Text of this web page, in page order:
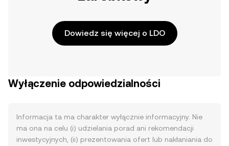
Dowiedz się więcej o LDO
Wyłączenie odpowiedzialności
Informacja ta ma charakter wyłącznie informacyjny. Nie
ma ona na celu (i) udzielania porad ani rekomendacji
inwestycyjnych, (ii) prezentowania ofert lub nakłaniania do